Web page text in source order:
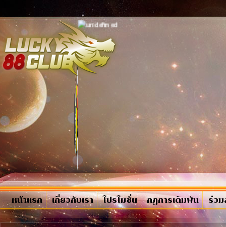
หน้าแรก เกี่ยวกับเรา โปรโมชั่น กฏการเดิมพัน ร่ว